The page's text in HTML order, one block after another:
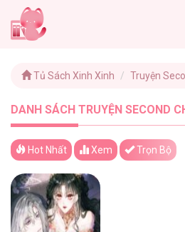
Tủ Sách Xinh Xinh Truyện
DANH SÁCH TRUYỆN SECOND CHANCE
Hot Nhất Xem Trọn Bộ